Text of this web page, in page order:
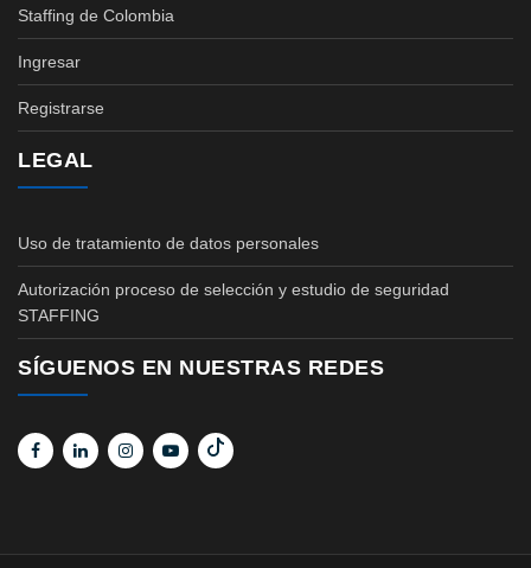
Staffing de Colombia
Ingresar
Registrarse
LEGAL
Uso de tratamiento de datos personales
Autorización proceso de selección y estudio de seguridad
STAFFING
SÍGUENOS EN NUESTRAS REDES